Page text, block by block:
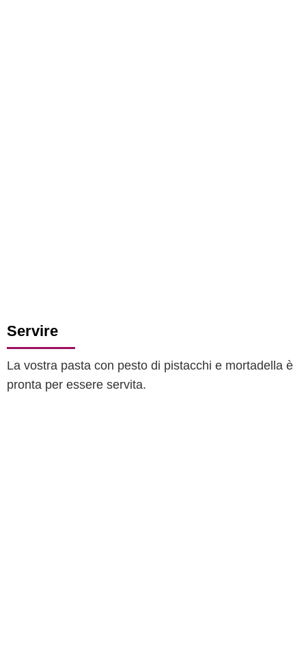
Servire
La vostra pasta con pesto di pistacchi e mortadella è
pronta per essere servita.